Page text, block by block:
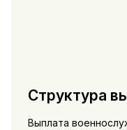
Структура
Выплата